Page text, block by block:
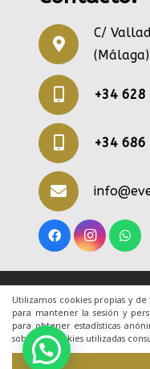
Utilizamos cookies propias y
para mantener la sesión y
para obtener estadísticas
sobre las cookies utilizadas
C/
(Málaga)
+34
+34
© 2020 Todos los
deACRILONIA